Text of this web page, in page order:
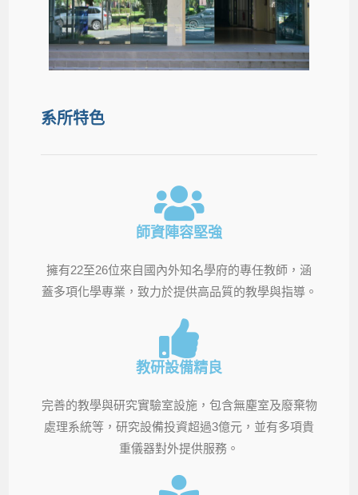
系所特色
師資陣容堅強
擁有22至26位來自國內外知名學府的專任教師，涵
蓋多項化學專業，致力於提供高品質的教學與指導。
教研設備精良
完善的教學與研究實驗室設施，包含無塵室及廢棄物
處理系統等，研究設備投資超過3億元，並有多項貴
重儀器對外提供服務。